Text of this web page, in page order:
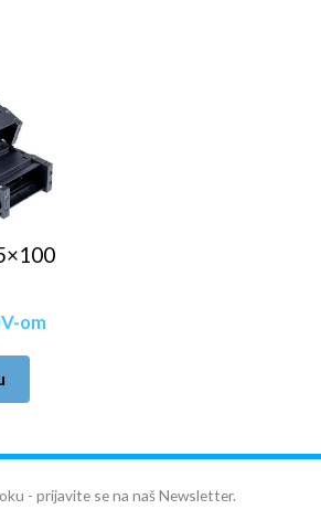
om
- prijavite se na naš Newsletter.